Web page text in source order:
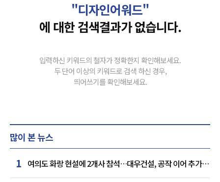
"디자인어워드"
에 대한 검색결과가 없습니다.
입력하신 키워드의 철자가 정확한지 확인해보세요.
두 단어 이상의 키워드로 검색 하신 경우,
띄어쓰기를 확인해보세요.
많이 본 뉴스
1 여의도 화랑 현설에 2개사 참석…대우건설, 공작 이어 추가
거점 확보하나